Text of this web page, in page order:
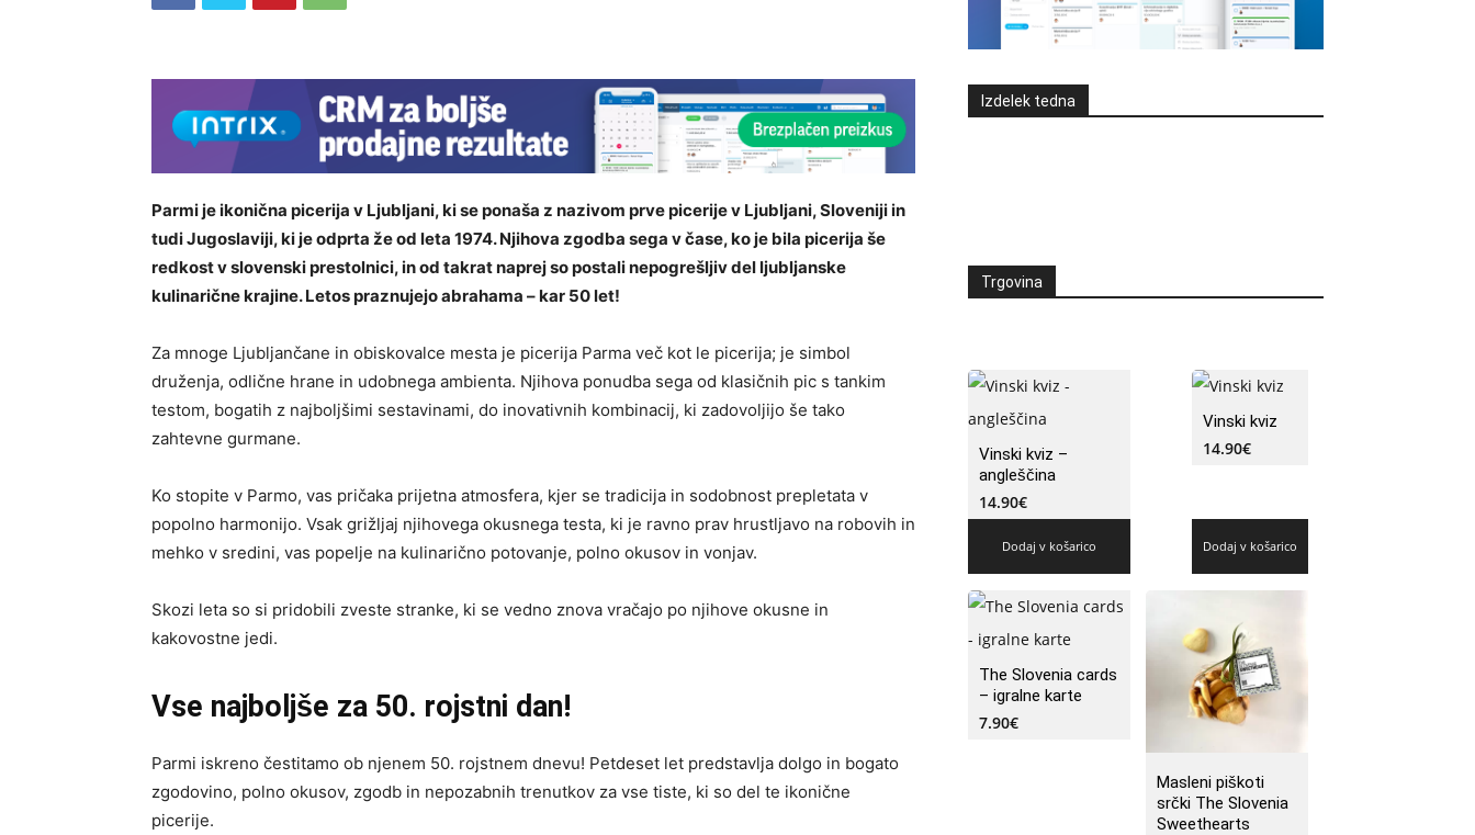
Parmi je ikonična picerija v Ljubljani, ki se ponaša z nazivom prve picerije v Ljubljani, Sloveniji in
tudi Jugoslaviji, ki je odprta že od leta 1974. Njihova zgodba sega v čase, ko je bila picerija še
redkost v slovenski prestolnici, in od takrat naprej so postali nepogrešljiv del ljubljanske
kulinarične krajine. Letos praznujejo abrahama – kar 50 let!
Za mnoge Ljubljančane in obiskovalce mesta je picerija Parma več kot le picerija; je simbol
druženja, odlične hrane in udobnega ambienta. Njihova ponudba sega od klasičnih pic s tankim
testom, bogatih z najboljšimi sestavinami, do inovativnih kombinacij, ki zadovoljijo še tako
zahtevne gurmane.
Ko stopite v Parmo, vas pričaka prijetna atmosfera, kjer se tradicija in sodobnost prepletata v
popolno harmonijo. Vsak grižljaj njihovega okusnega testa, ki je ravno prav hrustljavo na robovih in
mehko v sredini, vas popelje na kulinarično potovanje, polno okusov in vonjav.
Skozi leta so si pridobili zveste stranke, ki se vedno znova vračajo po njihove okusne in
kakovostne jedi.
Vse najboljše za 50. rojstni dan!
Parmi iskreno čestitamo ob njenem 50. rojstnem dnevu! Petdeset let predstavlja dolgo in bogato
zgodovino, polno okusov, zgodb in nepozabnih trenutkov za vse tiste, ki so del te ikonične
picerije.
Izdelek tedna
Trgovina
Vinski kviz –
angleščina
14.90€
Dodaj v košarico
Vinski kviz
14.90€
Dodaj v košarico
The Slovenia cards
– igralne karte
7.90€
Masleni piškoti
srčki The Slovenia
Sweethearts